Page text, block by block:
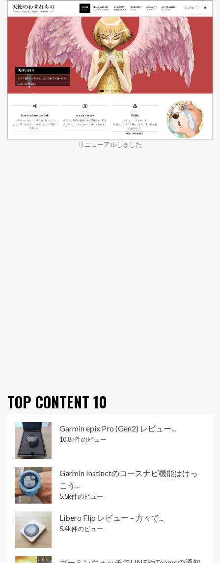
リニューアルしました
TOP CONTENT 10
Garmin epix Pro (Gen2) レビュー...
10.8k件のビュー
Garmin Instinctのコースナビ機能はけっ
こう...
5.5k件のビュー
Libero Flip レビュー – 方々で...
5.4k件のビュー